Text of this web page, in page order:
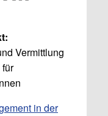
Vermittlung
in der